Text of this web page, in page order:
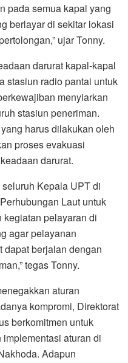
pada semua kapal yang
berlayar di sekitar lokasi
ujar Tonny.
darurat kapal-kapal
stasiun radio pantai untuk
menyiarkan
stasiun peneriman.
harus dilakukan oleh
proses evakuasi
darurat.
Kepala UPT di
Laut untuk
pelayaran di
agar pelayanan
dapat berjalan dengan
tegas Tonny.
aturan
kompromi, Direktorat
berkomitmen untuk
aturan di
Adapun